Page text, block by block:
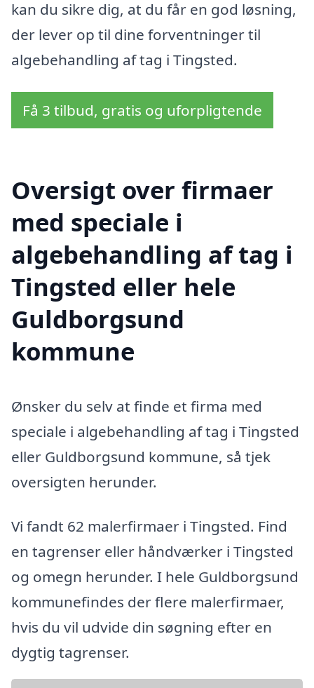
kan du sikre dig, at du får en god løsning,
der lever op til dine forventninger til
algebehandling af tag i Tingsted.
Få 3 tilbud, gratis og uforpligtende
Oversigt over firmaer
med speciale i
algebehandling af tag i
Tingsted eller hele
Guldborgsund
kommune
Ønsker du selv at finde et firma med
speciale i algebehandling af tag i Tingsted
eller Guldborgsund kommune, så tjek
oversigten herunder.
Vi fandt 62 malerfirmaer i Tingsted. Find
en tagrenser eller håndværker i Tingsted
og omegn herunder. I hele Guldborgsund
kommunefindes der flere malerfirmaer,
hvis du vil udvide din søgning efter en
dygtig tagrenser.